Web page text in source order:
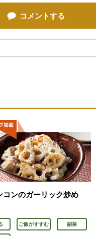
コメントする
コンのガーリック炒め
ご飯がすすむ 副菜